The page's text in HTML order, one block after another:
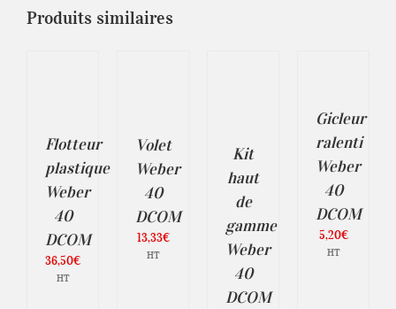
Produits similaires
Flotteur
plastique
Weber
40
DCOM
36,50€
HT
Volet
Weber
40
DCOM
13,33€
HT
Kit
haut
de
gamme
Weber
40
DCOM
VARIATIONS.
LES
OPTIONS
ÊTRE
CHOISIES
LA
PAGE
DU
PRODUIT
Gicleur
ralenti
Weber
40
DCOM
5,20€
HT